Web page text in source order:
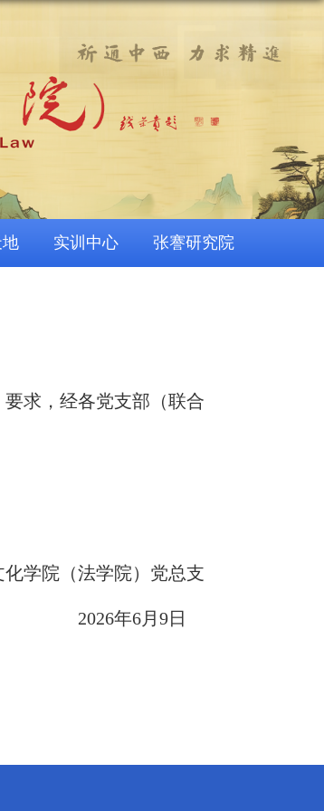
实训中心 张謇研究院
求，经各党支部（联合
化学院（法学院）党总支
2026年6月9日